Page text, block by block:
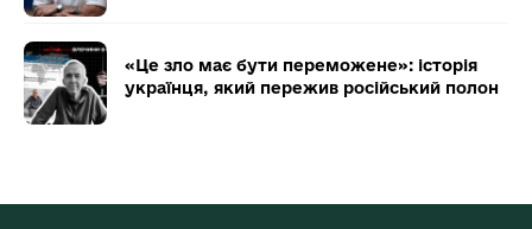
«Це зло має бути переможене»: історія
українця, який пережив російський полон